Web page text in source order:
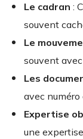
Le cadran :
souvent
Le
souvent
Les
avec
Expertise
une